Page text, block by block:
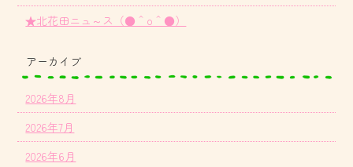
★北花田ニュ～ス（●＾o＾●）
アーカイブ
2026年8月
2026年7月
2026年6月